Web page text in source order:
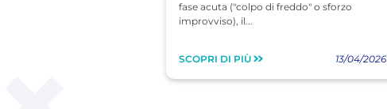
fase acuta ("colpo di freddo" o sforzo
improvviso), il...
SCOPRI DI PIÙ 13/04/2026